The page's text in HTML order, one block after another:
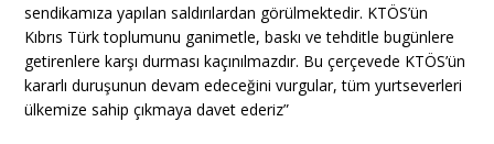
sendikamıza yapılan saldırılardan görülmektedir. KTÖS’ün
Kıbrıs Türk toplumunu ganimetle, baskı ve tehditle bugünlere
getirenlere karşı durması kaçınılmazdır. Bu çerçevede KTÖS’ün
kararlı duruşunun devam edeceğini vurgular, tüm yurtseverleri
ülkemize sahip çıkmaya davet ederiz”